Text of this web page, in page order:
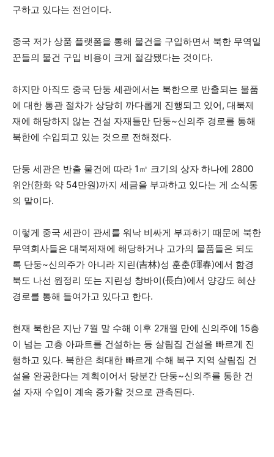
구하고 있다는 전언이다.
중국 저가 상품 플랫폼을 통해 물건을 구입하면서 북한 무역일
꾼들의 물건 구입 비용이 크게 절감됐다는 것이다.
하지만 아직도 중국 단둥 세관에서는 북한으로 반출되는 물품
에 대한 통관 절차가 상당히 까다롭게 진행되고 있어, 대북제
재에 해당하지 않는 건설 자재들만 단둥~신의주 경로를 통해
북한에 수입되고 있는 것으로 전해졌다.
단둥 세관은 반출 물건에 따라 1㎥ 크기의 상자 하나에 2800
위안(한화 약 54만원)까지 세금을 부과하고 있다는 게 소식통
의 말이다.
이렇게 중국 세관이 관세를 워낙 비싸게 부과하기 때문에 북한
무역회사들은 대북제재에 해당하거나 고가의 물품들은 되도
록 단둥~신의주가 아니라 지린(吉林)성 훈춘(琿春)에서 함경
북도 나선 원정리 또는 지린성 창바이(長白)에서 양강도 혜산
경로를 통해 들여가고 있다고 한다.
현재 북한은 지난 7월 말 수해 이후 2개월 만에 신의주에 15층
이 넘는 고층 아파트를 건설하는 등 살림집 건설을 빠르게 진
행하고 있다. 북한은 최대한 빠르게 수해 복구 지역 살림집 건
설을 완공한다는 계획이어서 당분간 단둥~신의주를 통한 건
설 자재 수입이 계속 증가할 것으로 관측된다.